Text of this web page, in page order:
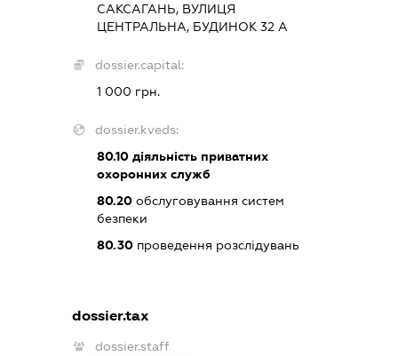
САКСАГАНЬ, ВУЛИЦЯ
ЦЕНТРАЛЬНА, БУДИНОК 32 А
dossier.capital:
1 000 грн.
dossier.kveds:
80.10діяльність приватних
охоронних служб
80.20обслуговування систем
безпеки
80.30проведення розслідувань
dossier.tax
dossier.staff